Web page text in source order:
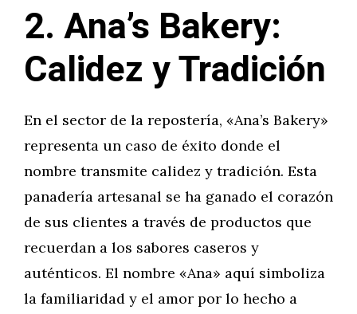
2. Ana’s Bakery:
Calidez y Tradición
En el sector de la repostería, «Ana’s Bakery»
representa un caso de éxito donde el
nombre transmite calidez y tradición. Esta
panadería artesanal se ha ganado el corazón
de sus clientes a través de productos que
recuerdan a los sabores caseros y
auténticos. El nombre «Ana» aquí simboliza
la familiaridad y el amor por lo hecho a